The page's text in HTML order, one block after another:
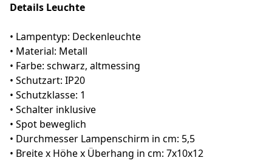
Details Leuchte
• Lampentyp: Deckenleuchte
• Material: Metall
• Farbe: schwarz, altmessing
• Schutzart: IP20
• Schutzklasse: 1
• Schalter inklusive
• Spot beweglich
• Durchmesser Lampenschirm in cm: 5,5
• Breite x Höhe x Überhang in cm: 7x10x12